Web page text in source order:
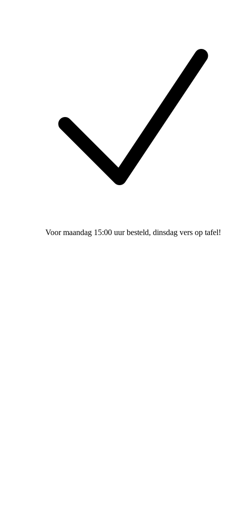
Voor maandag 15:00 uur besteld, dinsdag vers op tafel!